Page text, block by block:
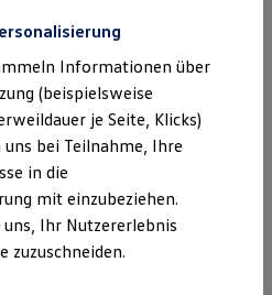
bei Volkswagen
Polo
Neo
und ein agileres Fahrgefühl
Richtlinie
(DSA)
EU Data Act
Vertrag Widerrufen
Informationen über
(beispielsweise
je Seite, Klicks)
bei Teilnahme, Ihre
in die
mit einzubeziehen.
Ihr Nutzererlebnis
zuzuschneiden.